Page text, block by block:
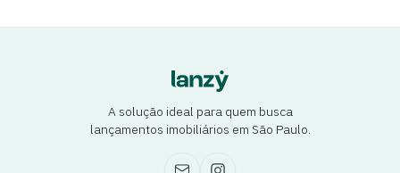
A solução ideal para quem busca
lançamentos imobiliários em São Paulo.